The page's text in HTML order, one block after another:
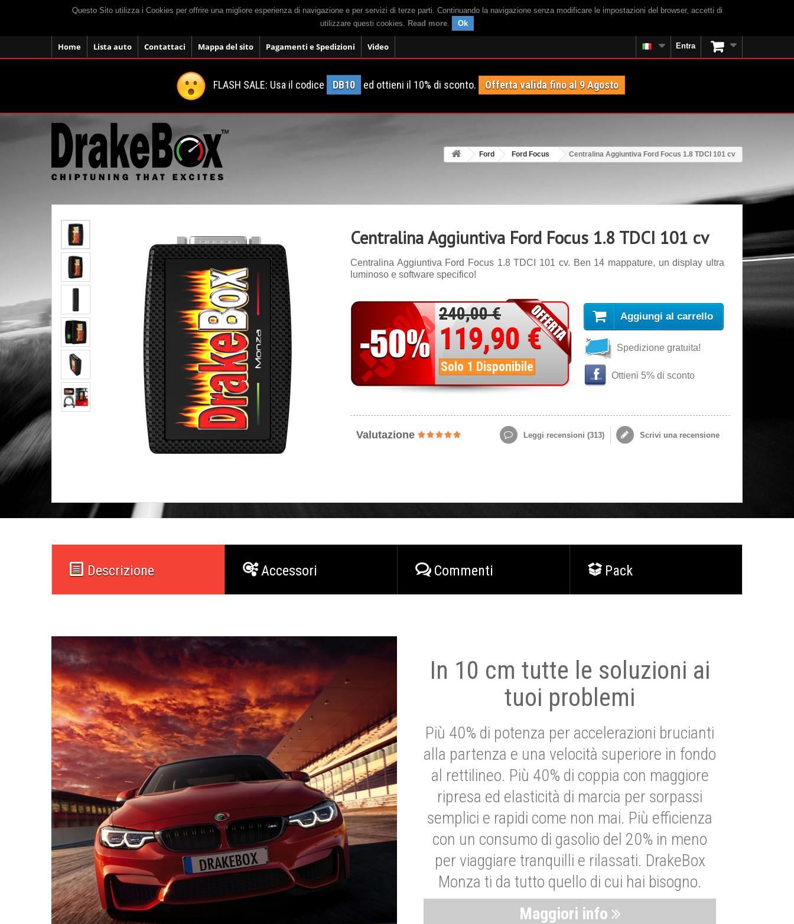
Questo Sito utilizza i Cookies per offrire una migliore esperienza di navigazione e per servizi di terze parti. Continuando la navigazione senza modificare le impostazioni del browser, accetti di
utilizzare questi cookies. Read more. Ok
Home Lista auto Contattaci Mappa del sito Pagamenti e Spedizioni Video Entra
FLASH SALE: Usa il codice DB10 ed ottieni il 10% di sconto. Offerta valida fino al 9 Agosto
Ford Ford Focus Centralina Aggiuntiva Ford Focus 1.8 TDCI 101 cv
Centralina Aggiuntiva Ford Focus 1.8 TDCI 101 cv
Centralina Aggiuntiva Ford Focus 1.8 TDCI 101 cv. Ben 14 mappature, un display ultra
luminoso e software specifico!
240,00 €
119,90 €
Solo 1 Disponibile
Aggiungi al carrello
Spedizione gratuita!
Ottieni 5% di sconto
Valutazione Leggi recensioni (313) Scrivi una recensione
Descrizione Accessori Commenti Pack
In 10 cm tutte le soluzioni ai
tuoi problemi
Più 40% di potenza per accelerazioni brucianti
alla partenza e una velocità superiore in fondo
al rettilineo. Più 40% di coppia con maggiore
ripresa ed elasticità di marcia per sorpassi
semplici e rapidi come non mai. Più efficienza
con un consumo di gasolio del 20% in meno
per viaggiare tranquilli e rilassati. DrakeBox
Monza ti da tutto quello di cui hai bisogno.
Maggiori info